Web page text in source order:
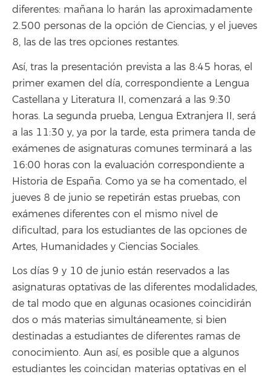
diferentes: mañana lo harán las aproximadamente
2.500 personas de la opción de Ciencias, y el jueves
8, las de las tres opciones restantes.
Así, tras la presentación prevista a las 8:45 horas, el
primer examen del día, correspondiente a Lengua
Castellana y Literatura II, comenzará a las 9:30
horas. La segunda prueba, Lengua Extranjera II, será
a las 11:30 y, ya por la tarde, esta primera tanda de
exámenes de asignaturas comunes terminará a las
16:00 horas con la evaluación correspondiente a
Historia de España. Como ya se ha comentado, el
jueves 8 de junio se repetirán estas pruebas, con
exámenes diferentes con el mismo nivel de
dificultad, para los estudiantes de las opciones de
Artes, Humanidades y Ciencias Sociales.
Los días 9 y 10 de junio están reservados a las
asignaturas optativas de las diferentes modalidades,
de tal modo que en algunas ocasiones coincidirán
dos o más materias simultáneamente, si bien
destinadas a estudiantes de diferentes ramas de
conocimiento. Aun así, es posible que a algunos
estudiantes les coincidan materias optativas en el